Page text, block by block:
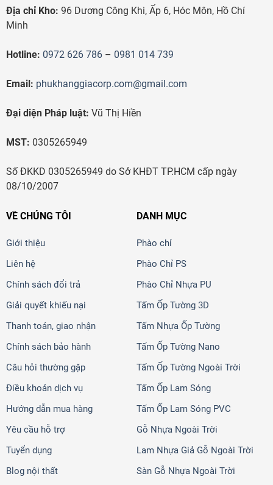
Địa chỉ Kho: 96 Dương Công Khi, Ấp 6, Hóc Môn, Hồ Chí
Minh
Hotline: 0972 626 786 – 0981 014 739
Email: phukhanggiacorp.com@gmail.com
Đại diện Pháp luật: Vũ Thị Hiền
MST: 0305265949
Số ĐKKD 0305265949 do Sở KHĐT TP.HCM cấp ngày
08/10/2007
VỀ CHÚNG TÔI
Giới thiệu
Liên hệ
Chính sách đổi trả
Giải quyết khiếu nại
Thanh toán, giao nhận
Chính sách bảo hành
Câu hỏi thường gặp
Điều khoản dịch vụ
Hướng dẫn mua hàng
Yêu cầu hỗ trợ
Tuyển dụng
Blog nội thất
DANH MỤC
Phào chỉ
Phào Chỉ PS
Phào Chỉ Nhựa PU
Tấm Ốp Tường 3D
Tấm Nhựa Ốp Tường
Tấm Ốp Tường Nano
Tấm Ốp Tường Ngoài Trời
Tấm Ốp Lam Sóng
Tấm Ốp Lam Sóng PVC
Gỗ Nhựa Ngoài Trời
Lam Nhựa Giả Gỗ Ngoài Trời
Sàn Gỗ Nhựa Ngoài Trời